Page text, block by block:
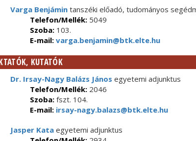
Varga Benjámin tanszéki előadó, tudományos
Telefon/Mellék: 5049
Szoba: 103.
E-mail: varga.benjamin@btk.elte.hu
KUTATÓK
Dr. Irsay-Nagy Balázs János egyetemi adjunktus
Telefon/Mellék: 2046
Szoba: fszt. 104.
E-mail: irsay-nagy.balazs@btk.elte.hu
Jasper Kata egyetemi adjunktus